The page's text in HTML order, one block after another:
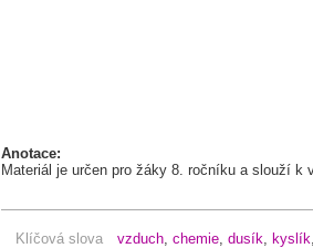
Anotace:
Materiál je určen pro žáky 8. ročníku a slouží k
Klíčová slova vzduch chemie dusík kyslík